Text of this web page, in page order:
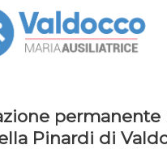
permanente
Pinardi di